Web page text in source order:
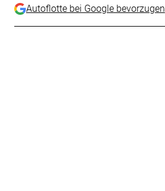
Autoflotte bei Google bevorzugen